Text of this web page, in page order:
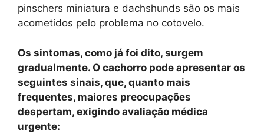
pinschers miniatura e dachshunds são os mais
acometidos pelo problema no cotovelo.
Os sintomas, como já foi dito, surgem
gradualmente. O cachorro pode apresentar os
seguintes sinais, que, quanto mais
frequentes, maiores preocupações
despertam, exigindo avaliação médica
urgente: